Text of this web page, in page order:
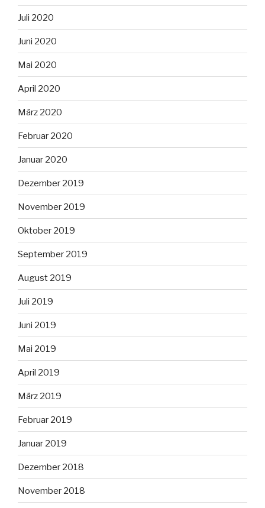
Juli 2020
Juni 2020
Mai 2020
April 2020
März 2020
Februar 2020
Januar 2020
Dezember 2019
November 2019
Oktober 2019
September 2019
August 2019
Juli 2019
Juni 2019
Mai 2019
April 2019
März 2019
Februar 2019
Januar 2019
Dezember 2018
November 2018